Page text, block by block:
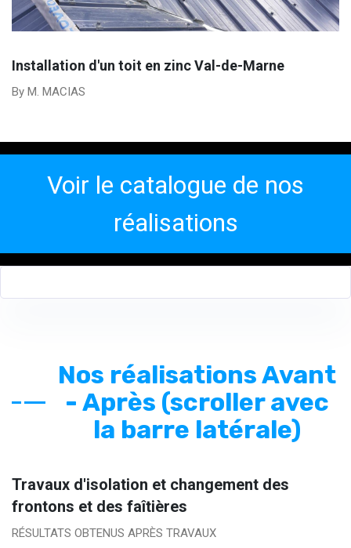
Installation d'un toit en zinc Val-de-Marne
By M. MACIAS
Voir le catalogue de nos
réalisations
Nos réalisations Avant
- Après (scroller avec
la barre latérale)
Travaux d'isolation et changement des
frontons et des faîtières
RÉSULTATS OBTENUS APRÈS TRAVAUX